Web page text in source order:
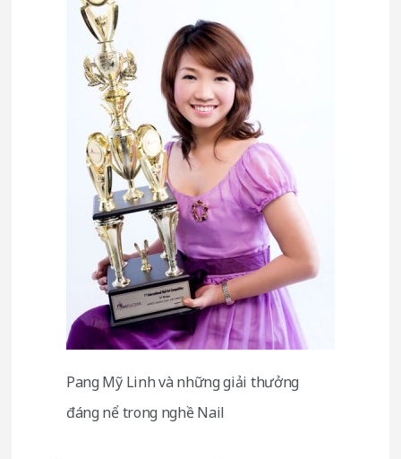
Pang Mỹ Linh và những giải thưởng
đáng nể trong nghề Nail